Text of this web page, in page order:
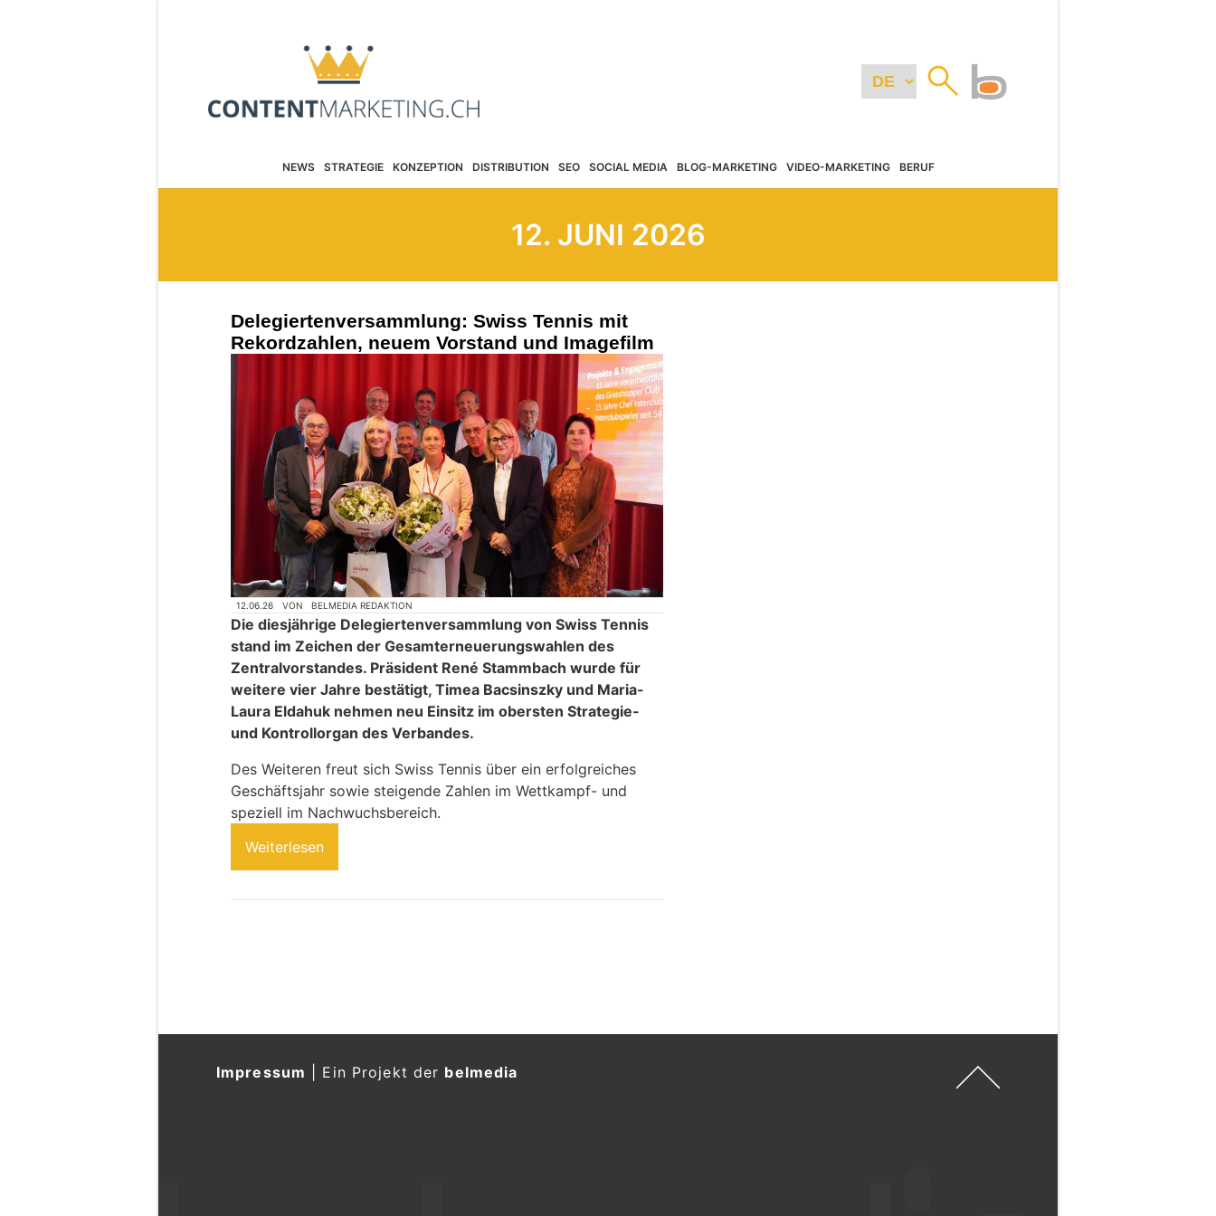
NEWS STRATEGIE KONZEPTION DISTRIBUTION SEO SOCIAL MEDIA BLOG-MARKETING VIDEO-MARKETING BERUF
12. JUNI 2026
Delegiertenversammlung: Swiss Tennis mit
Rekordzahlen, neuem Vorstand und Imagefilm
12.06.26 VON BELMEDIA REDAKTION
Die diesjährige Delegiertenversammlung von Swiss Tennis
stand im Zeichen der Gesamterneuerungswahlen des
Zentralvorstandes. Präsident René Stammbach wurde für
weitere vier Jahre bestätigt, Timea Bacsinszky und Maria-
Laura Eldahuk nehmen neu Einsitz im obersten Strategie-
und Kontrollorgan des Verbandes.
Des Weiteren freut sich Swiss Tennis über ein erfolgreiches
Geschäftsjahr sowie steigende Zahlen im Wettkampf- und
speziell im Nachwuchsbereich.
Weiterlesen
Impressum Ein Projekt der belmedia